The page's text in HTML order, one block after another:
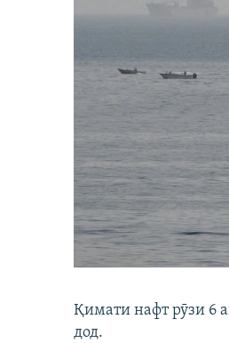
Қимати нафт рӯзи 6
дод.